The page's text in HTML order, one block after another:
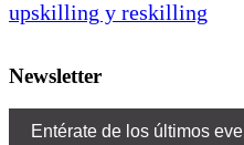
upskilling y reskilling
Newsletter
Entérate de los últimos